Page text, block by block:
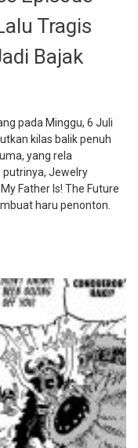
Tragis
Bajak
pada Minggu, 6 Juli
kilas balik penuh
yang rela
putrinya, Jewelry
Father Is! The Future
haru penonton.